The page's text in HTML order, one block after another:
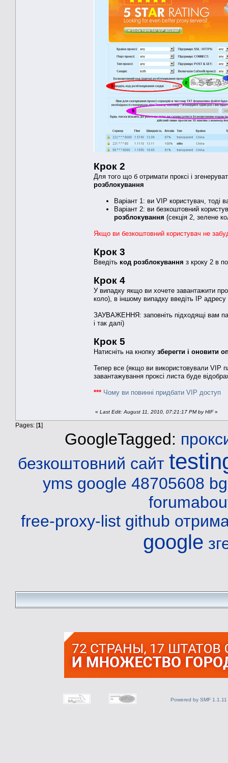
Крок 2
Для того що б отримати проксі і
розблокування
Варіант 1: ви VIP користувач, тоді
Варіант 2: ви безкоштовний
розблокування (секція 2, зелене
Якщо ви безкоштовний користувач не
Крок 3
Введіть код розблокування з кроку 2 в
Крок 4
У випадку якщо ви хочете завантажити
коло), в іншому випадку введіть IP адресу
ЗАУВАЖЕННЯ: заповніть підходящі вам
і так далі)
Крок 5
Натисніть на кнопку зберегти і оновити
Тепер все (якщо ви використовували VIP
завантажування проксі листа буде
*** Чому ви повинні придбати VIP доступ
« Last Edit: August 11, 2010, 07:21:17 PM by HIF»
Pages: [1]
GoogleTagged:
безкоштовний сайт
yms google 48705608
free-proxy-list github
google
Powered by SMF 1.1.11